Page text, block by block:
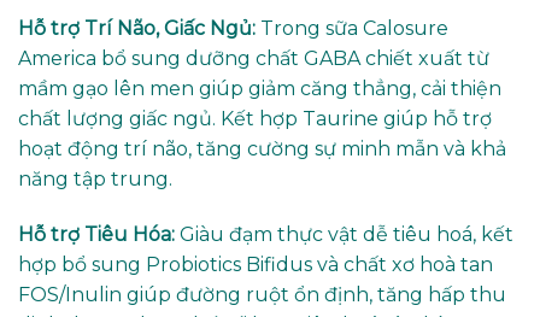
Hỗ trợ Trí Não, Giấc Ngủ: Trong sữa Calosure
America bổ sung dưỡng chất GABA chiết xuất từ
mầm gạo lên men giúp giảm căng thẳng, cải thiện
chất lượng giấc ngủ. Kết hợp Taurine giúp hỗ trợ
hoạt động trí não, tăng cường sự minh mẫn và khả
năng tập trung.
Hỗ trợ Tiêu Hóa: Giàu đạm thực vật dễ tiêu hoá, kết
hợp bổ sung Probiotics Bifidus và chất xơ hoà tan
FOS/Inulin giúp đường ruột ổn định, tăng hấp thu